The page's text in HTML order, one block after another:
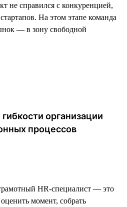
не справился с конкуренцией,
На этом этапе команда
— в зону свободной
организации
процессов
HR-специалист — это
момент, собрать